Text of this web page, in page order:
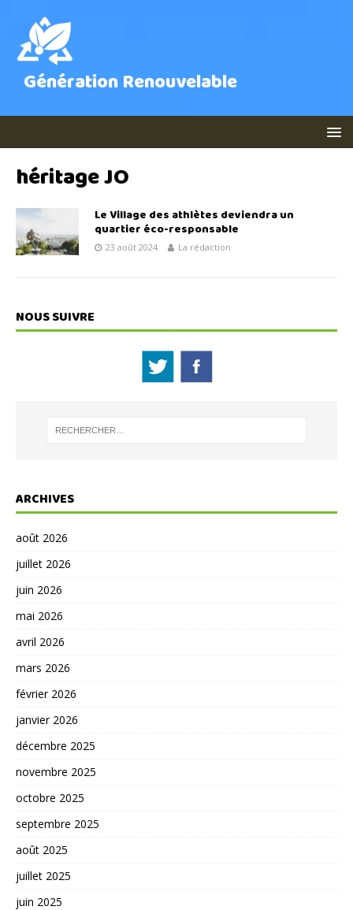
Génération Renouvelable
héritage JO
Le Village des athlètes deviendra un
quartier éco-responsable
23 août 2024 La rédaction
NOUS SUIVRE
ARCHIVES
août 2026
juillet 2026
juin 2026
mai 2026
avril 2026
mars 2026
février 2026
janvier 2026
décembre 2025
novembre 2025
octobre 2025
septembre 2025
août 2025
juillet 2025
juin 2025